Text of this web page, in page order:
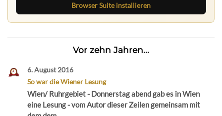
Browser Suite installieren
Vor zehn Jahren...
6. August 2016
So war die Wiener Lesung
Wien/ Ruhrgebiet - Donnerstag abend gab es in Wien
eine Lesung - vom Autor dieser Zeilen gemeinsam mit